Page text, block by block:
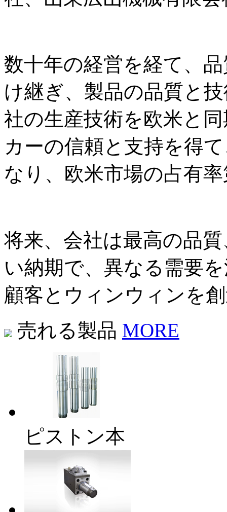
数十年の経営を経て、
け継ぎ、製品の品質と
社の生産技術を欧米と
カーの信頼と支持を得
なり、欧米市場の占有
将来、会社は最高の品
い納期で、異なる需要
顧客とウィンウィンを
売れる製品 MORE
ピストン本